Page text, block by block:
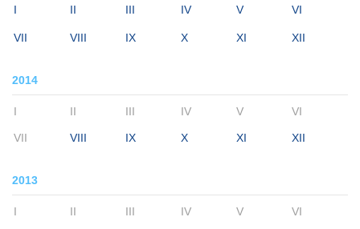
I II III IV V VI
VII VIII IX X XI XII
2014
I II III IV V VI
VII VIII IX X XI XII
2013
I II III IV V
VI